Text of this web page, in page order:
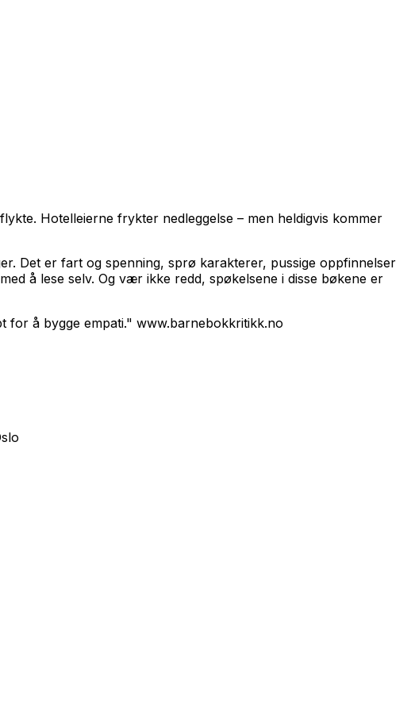
Hotelleierne frykter nedleggelse – men heldigvis kommer
Det er fart og spenning, sprø karakterer, pussige oppfinnelser
å lese selv. Og vær ikke redd, spøkelsene i disse bøkene er
for å bygge empati." www.barnebokkritikk.no